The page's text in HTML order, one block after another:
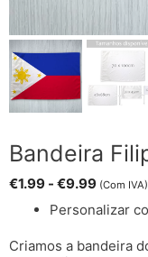
Bandeira
€1.99 - €9.99 (Com IVA)
Personalizar
Criamos a bandeira